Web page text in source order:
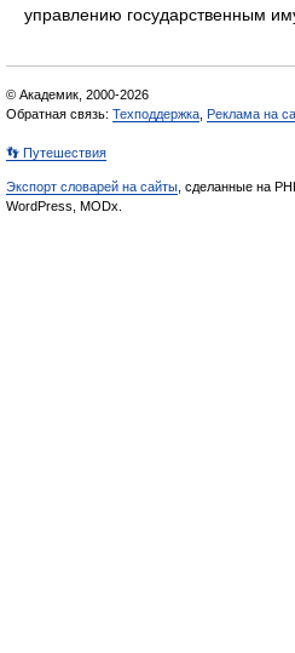
управлению государственным
© Академик, 2000-2026
Обратная связь: Техподдержка Реклама на
👣 Путешествия
Экспорт словарей на сайты , сделанные на
WordPress, MODx.